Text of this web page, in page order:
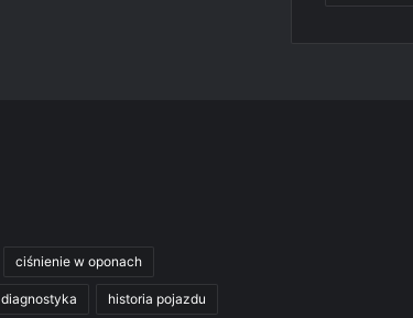
ciśnienie w oponach
diagnostyka historia pojazdu